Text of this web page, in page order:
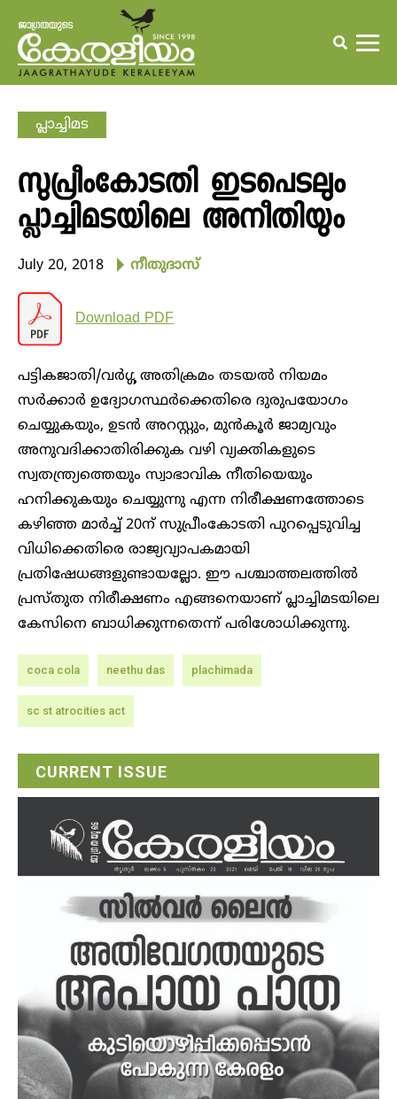
പ്ലാച്ചിമട
സുപ്രീംകോടതി ഇടപെടലും
പ്ലാച്ചിമടയിലെ അനീതിയും
July 20, 2018 നീതുദാസ്
Download PDF
പട്ടികജാതി/വര്‍ഗ്ഗ അതിക്രമം തടയല്‍ നിയമം
സര്‍ക്കാര്‍ ഉദ്യോഗസ്ഥര്‍ക്കെതിരെ ദുരുപയോഗം
ചെയ്യുകയും, ഉടന്‍ അറസ്റ്റും, മുന്‍കൂര്‍ ജാമ്യവും
അനുവദിക്കാതിരിക്കുക വഴി വ്യക്തികളുടെ
സ്വതന്ത്ര്യത്തെയും സ്വാഭാവിക നീതിയെയും
ഹനിക്കുകയും ചെയ്യുന്നു എന്ന നിരീക്ഷണത്തോടെ
കഴിഞ്ഞ മാര്‍ച്ച് 20ന് സുപ്രീംകോടതി പുറപ്പെടുവിച്ച
വിധിക്കെതിരെ രാജ്യവ്യാപകമായി
പ്രതിഷേധങ്ങളുണ്ടായല്ലോ. ഈ പശ്ചാത്തലത്തില്‍
പ്രസ്തുത നിരീക്ഷണം എങ്ങനെയാണ് പ്ലാച്ചിമടയിലെ
കേസിനെ ബാധിക്കുന്നതെന്ന് പരിശോധിക്കുന്നു.
coca cola neethu das plachimada
sc st atrocities act
CURRENT ISSUE